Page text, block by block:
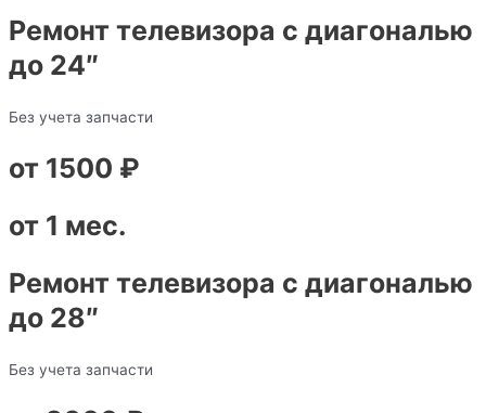
Ремонт телевизора с диагональю
до 24″
Без учета запчасти
от 1500 ₽
от 1 мес.
Ремонт телевизора с диагональю
до 28″
Без учета запчасти